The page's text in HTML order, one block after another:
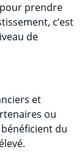
prendre
c’est
de
et
ou
bénéficient du